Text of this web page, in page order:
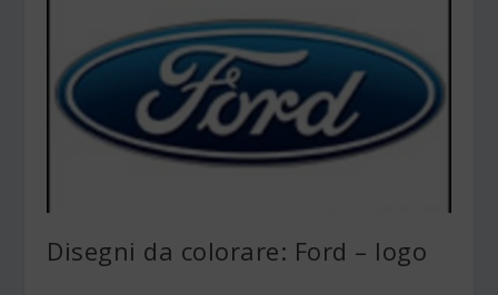
Disegni da colorare: Ford – logo